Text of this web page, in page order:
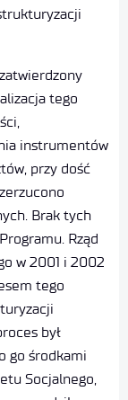
tego
instrumentów
przy dość
Brak tych
Rząd
w 2001 i 2002
tego
był
go środkami
Socjalnego,